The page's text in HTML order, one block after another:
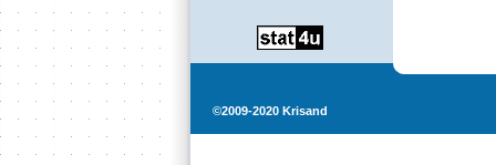
©2009-2020 Krisand